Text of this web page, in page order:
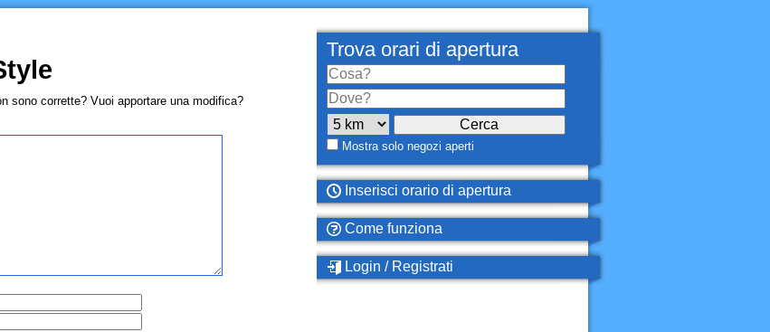
sono corrette? Vuoi apportare una modifica?
Trova orari di apertura
Mostra solo negozi aperti
Inserisci orario di apertura
Come funziona
Login / Registrati